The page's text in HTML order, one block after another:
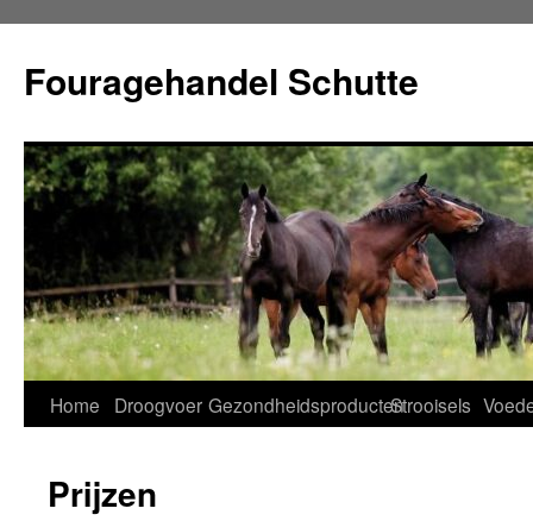
de
inhoud
Fouragehandel Schutte
Home Droogvoer GezondheidsproductenStrooisels
Prijzen